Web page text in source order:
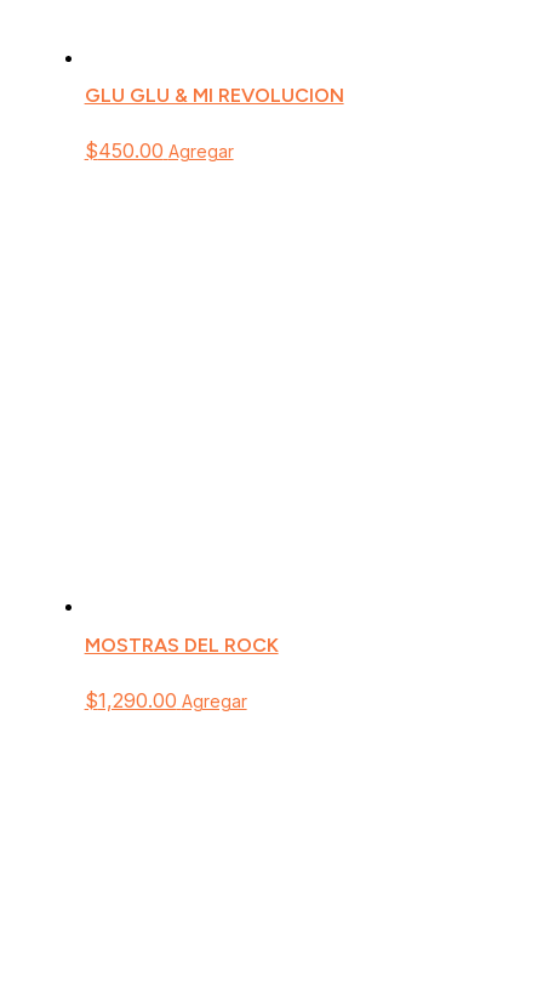
GLU GLU & MI REVOLUCION
$450.00 Agregar
MOSTRAS DEL ROCK
$1,290.00 Agregar